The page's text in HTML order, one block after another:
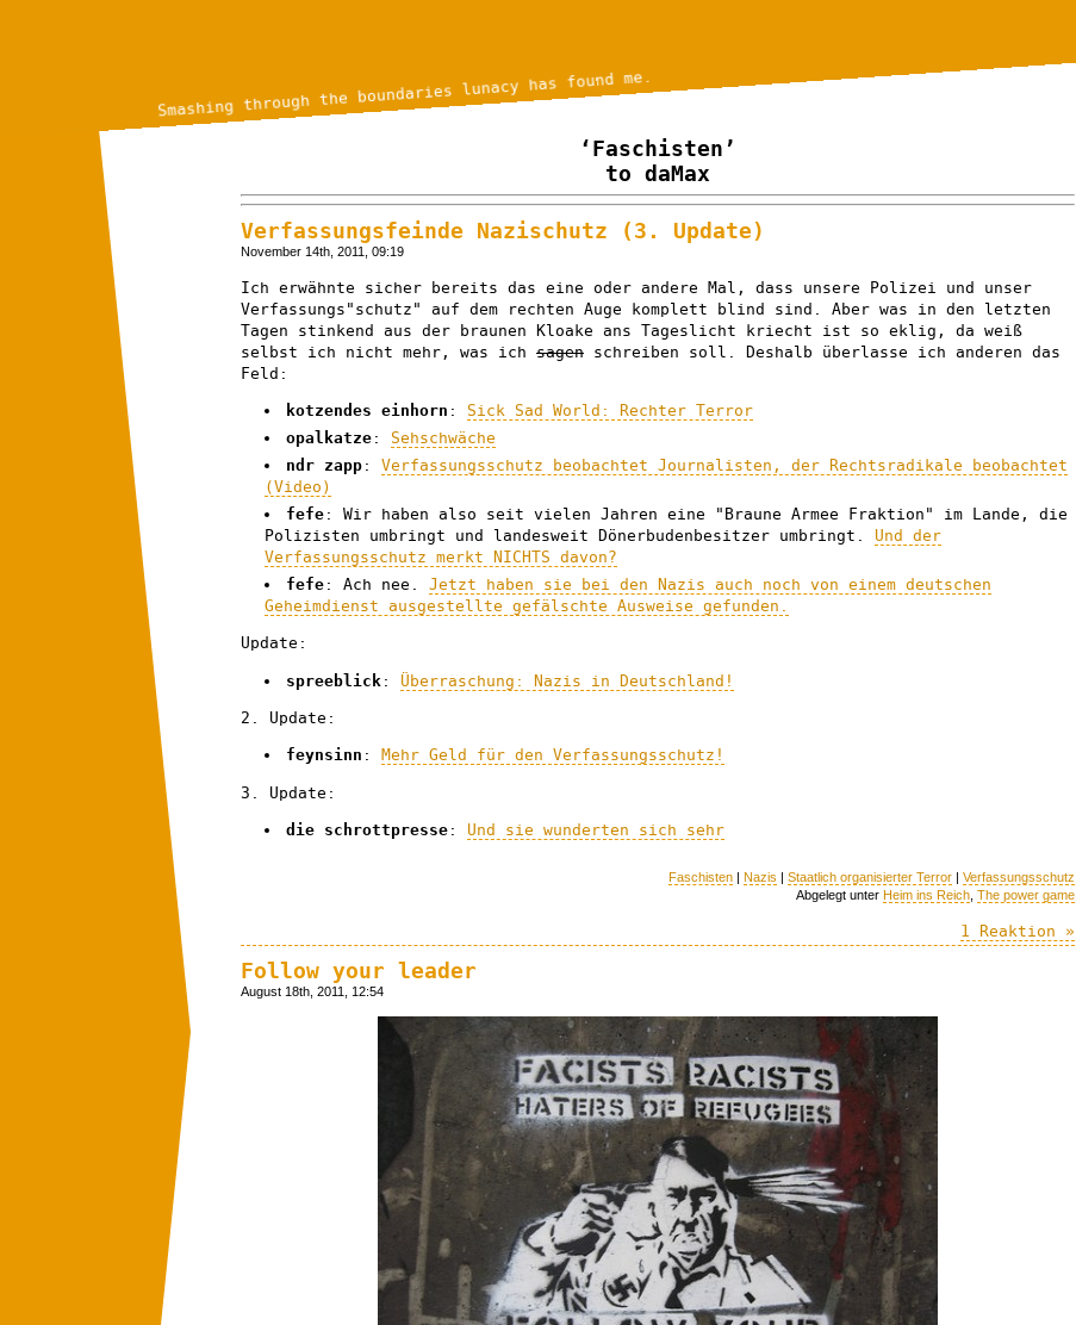
Smashing through the boundaries lunacy has found me.
‘Faschisten’
to daMax
Verfassungsfeinde Nazischutz (3. Update)
November 14th, 2011, 09:19
Ich erwähnte sicher bereits das eine oder andere Mal, dass unsere Polizei und unser
Verfassungs"schutz" auf dem rechten Auge komplett blind sind. Aber was in den letzten
Tagen stinkend aus der braunen Kloake ans Tageslicht kriecht ist so eklig, da weiß
selbst ich nicht mehr, was ich sagen schreiben soll. Deshalb überlasse ich anderen das
Feld:
kotzendes einhorn : Sick Sad World: Rechter Terror
opalkatze : Sehschwäche
ndr zapp :Verfassungsschutz beobachtet Journalisten, der Rechtsradikale beobachtet
(Video)
fefe : Wir haben also seit vielen Jahren eine "Braune Armee Fraktion" im Lande, die
Polizisten umbringt und landesweit Dönerbudenbesitzer umbringt. Und der
Verfassungsschutz merkt NICHTS davon?
fefe : Ach nee.Jetzt haben sie bei den Nazis auch noch von einem deutschen
Geheimdienst ausgestellte gefälschte Ausweise gefunden.
Update:
spreeblick : Überraschung: Nazis in Deutschland!
2. Update:
feynsinn : Mehr Geld für den Verfassungsschutz!
3. Update:
die schrottpresse : Und sie wunderten sich sehr
Faschisten Nazis Staatlich organisierter Terror
Verfassungsschutz
Abgelegt unter Heim ins Reich The power game
1 Reaktion »
Follow your leader
August 18th, 2011, 12:54